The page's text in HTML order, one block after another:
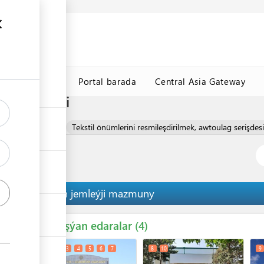
TDHÇMB Portal barada Central Asia Gateway
Tekstil önümlerini resmileşdirilmek, awtoulag
Tertibiň jemleýji mazmuny
Gatnaşýan edaralar 4
3 4 5 6 7 8 10 9